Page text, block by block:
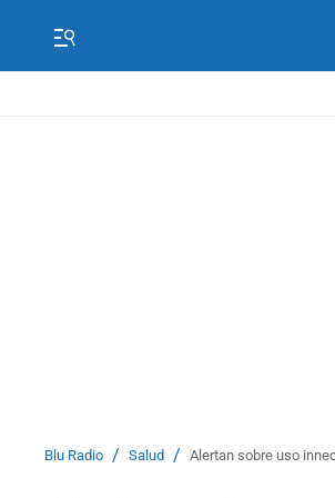
Blu Radio / Salud / Alertan sobre uso